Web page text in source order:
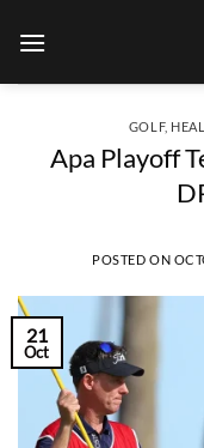
GOLF,
Apa Playoff
POSTED ON
21
Oct